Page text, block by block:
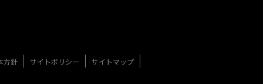
方針 サイトポリシー サイトマップ